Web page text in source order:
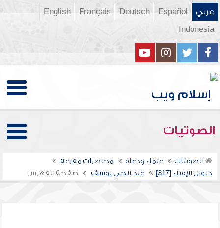
عربي Español
Deutsch
Français
English
Indonesia
الصوتيات
الصوتيات علماء ودعاة
محاضرات مفرغة
ديوان الإفتاء [317]
عبد الحي يوسف صفحة الفهرس